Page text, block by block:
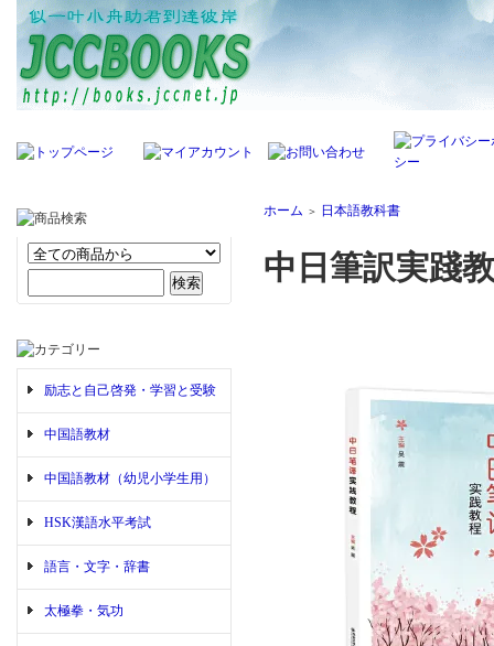
励志と自己啓発・学習と受験
中国語教材
中国語教材（幼児小学生用）
HSK漢語水平考試
語言・文字・辞書
太極拳・気功
ホーム ＞ 日本語教科書
中日筆訳実踐